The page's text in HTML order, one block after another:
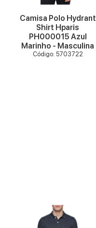
Camisa Polo Hydrant
Shirt Hparis
PH000015 Azul
Marinho - Masculina
Código: 5703722